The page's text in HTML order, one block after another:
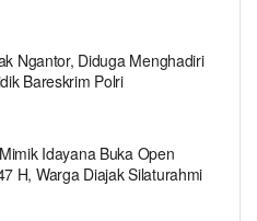
Ngantor, Diduga Menghadiri
Bareskrim Polri
Idayana Buka Open
H, Warga Diajak Silaturahmi